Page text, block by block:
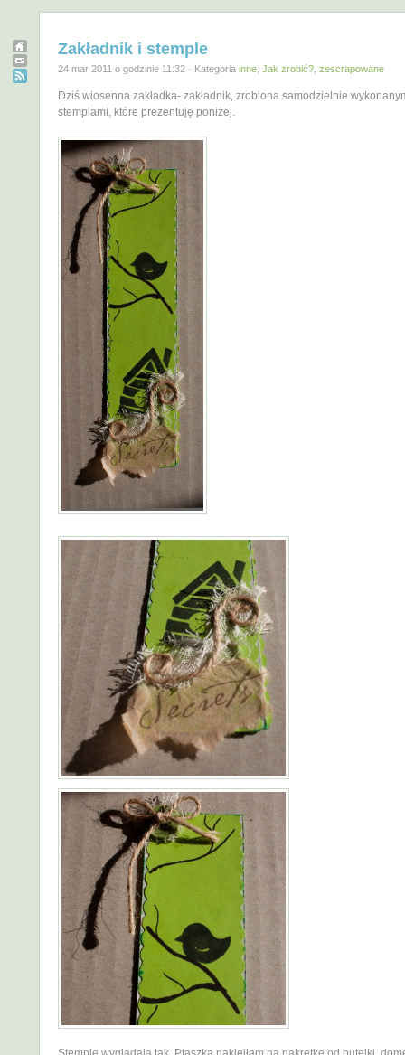
Zakładnik i stemple
24 mar 2011 o godzinie 11:32 · Kategoria inne Jak zrobić? zescrapowane
Dziś wiosenna zakładka- zakładnik, zrobiona samodzielnie
stemplami, które prezentuję poniżej.